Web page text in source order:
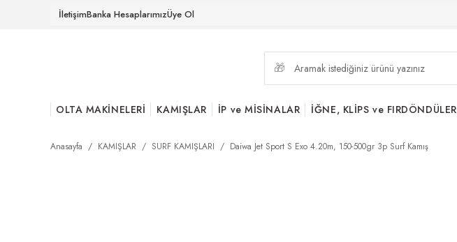
İletişimBanka HesaplarımızÜye Ol
OLTA MAKİNELERİ KAMIŞLAR İP ve MİSİNALAR İĞNE, KLİPS ve FIRDÖNDÜLER
Anasayfa KAMIŞLAR SURF KAMIŞLARI Daiwa Jet Sport S Exo 4.20m, 150-500gr 3p Surf Kamış